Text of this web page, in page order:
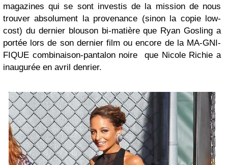
magazines qui se sont investis de la mission de nous
trouver absolument la provenance (sinon la copie low-
cost) du dernier blouson bi-matière que Ryan Gosling a
portée lors de son dernier film ou encore de la MA-GNI-
FIQUE combinaison-pantalon noire que Nicole Richie a
inaugurée en avril denrier.